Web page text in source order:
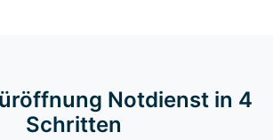
Notdienst in 4
Schritten